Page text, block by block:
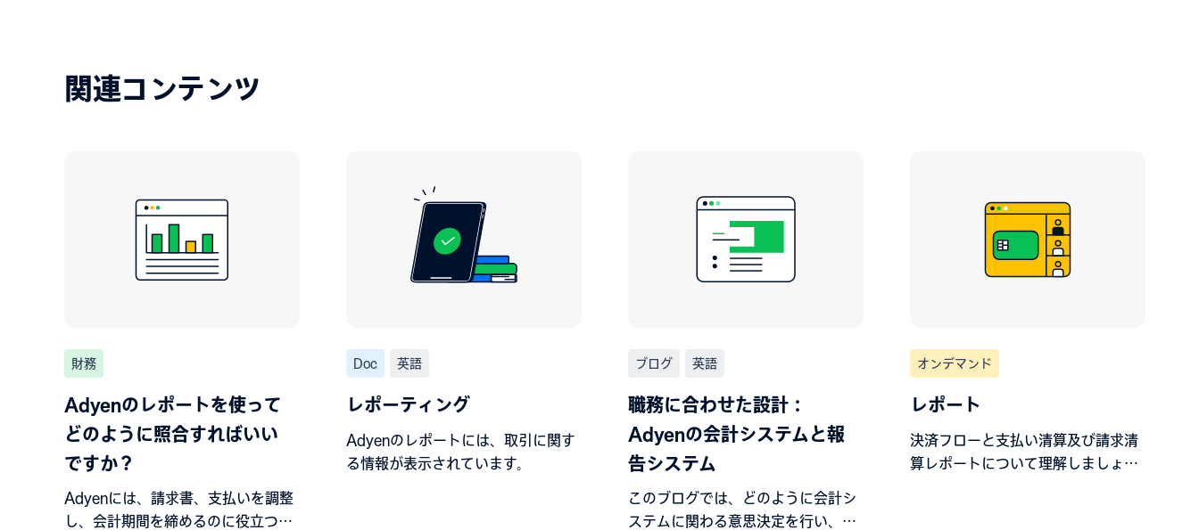
関連コンテンツ
財務
Adyenのレポートを使って
どのように照合すればいい
ですか？
Adyenには、請求書、支払いを調整
し、会計期間を締めるのに役立つさ
Doc 英語
レポーティング
Adyenのレポートには、取引に関す
る情報が表示されています。
ブログ 英語
職務に合わせた設計：
Adyenの会計システムと報
告システム
このブログでは、どのように会計シ
ステムに関わる意思決定を行い、そ
オンデマンド
レポート
決済フローと支払い清算及び請求清
算レポートについて理解しましょ